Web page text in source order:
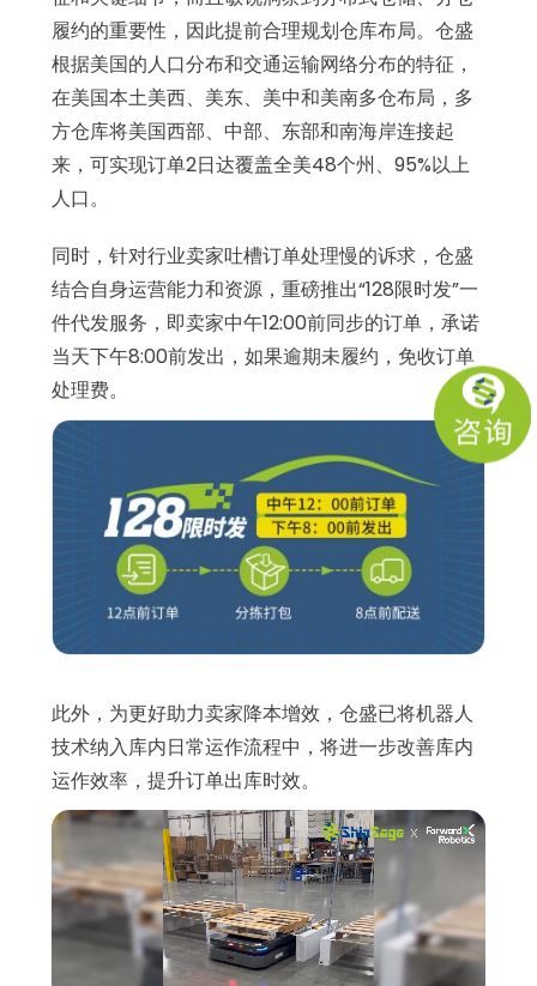
履约的重要性，因此提前合理规划仓库布局。仓盛
根据美国的人口分布和交通运输网络分布的特征，
在美国本土美西、美东、美中和美南多仓布局，多
方仓库将美国西部、中部、东部和南海岸连接起
来，可实现订单2日达覆盖全美48个州、95%以上
人口。
同时，针对行业卖家吐槽订单处理慢的诉求，仓盛
结合自身运营能力和资源，重磅推出“128限时发”一
件代发服务，即卖家中午12:00前同步的订单，承诺
当天下午8:00前发出，如果逾期未履约，免收订单
处理费。
此外，为更好助力卖家降本增效，仓盛已将机器人
技术纳入库内日常运作流程中，将进一步改善库内
运作效率，提升订单出库时效。